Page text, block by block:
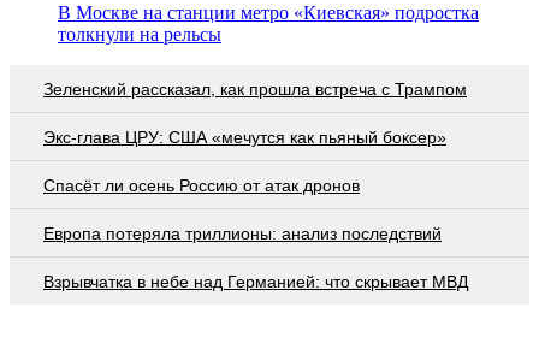
В Москве на станции метро «Киевская» подростка
толкнули на рельсы
Зеленский рассказал, как прошла встреча с Трампом
Экс-глава ЦРУ: США «мечутся как пьяный боксер»
Спасёт ли осень Россию от атак дронов
Европа потеряла триллионы: анализ последствий
Взрывчатка в небе над Германией: что скрывает МВД